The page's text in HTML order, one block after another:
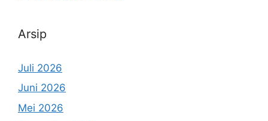
Arsip
Juli 2026
Juni 2026
Mei 2026